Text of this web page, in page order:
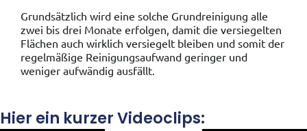
Grundsätzlich wird eine solche Grundreinigung alle
zwei bis drei Monate erfolgen, damit die versiegelten
Flächen auch wirklich versiegelt bleiben und somit der
regelmäßige Reinigungsaufwand geringer und
weniger aufwändig ausfällt.
Hier ein kurzer Videoclips: